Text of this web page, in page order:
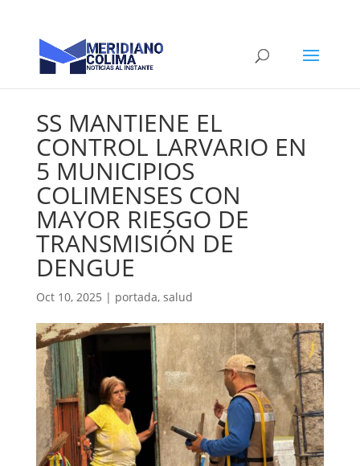
SS MANTIENE EL
CONTROL LARVARIO EN
5 MUNICIPIOS
COLIMENSES CON
MAYOR RIESGO DE
TRANSMISIÓN DE
DENGUE
Oct 10, 2025 | portada, salud